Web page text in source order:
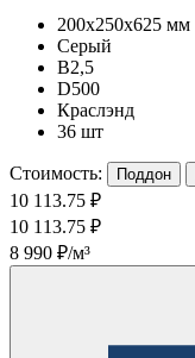
200x250x625 мм
Серый
B2,5
D500
Краслэнд
36 шт
Стоимость: Поддон
10 113.75 ₽
10 113.75 ₽
8 990 ₽/м³